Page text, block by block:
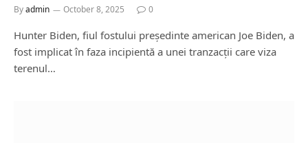
Byadmin October 8, 2025 0
Hunter Biden, fiul fostului președinte american Joe Biden, a
fost implicat în faza incipientă a unei tranzacții care viza
terenul…